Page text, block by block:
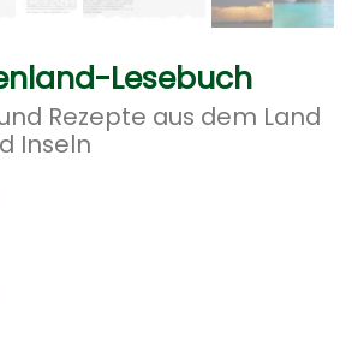
Lesebuch
Rezepte aus dem Land
Inseln